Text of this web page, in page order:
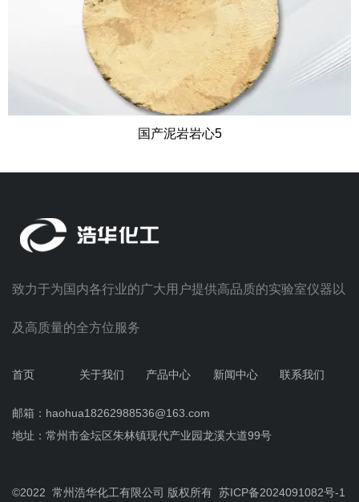
国产泥岩岩心5
致力于为国内各行业的广大用户提供高品质的实验室仪器以
及高质量的全方位服务
首页 关于我们 产品中心 新闻中心 联系我们
邮箱：haohua18262988536@163.com
地址：常州市金坛区朱林镇现代产业园龙溪大道99号
©2022 常州浩华化工有限公司 版权所有 苏ICP备2024091082号-1